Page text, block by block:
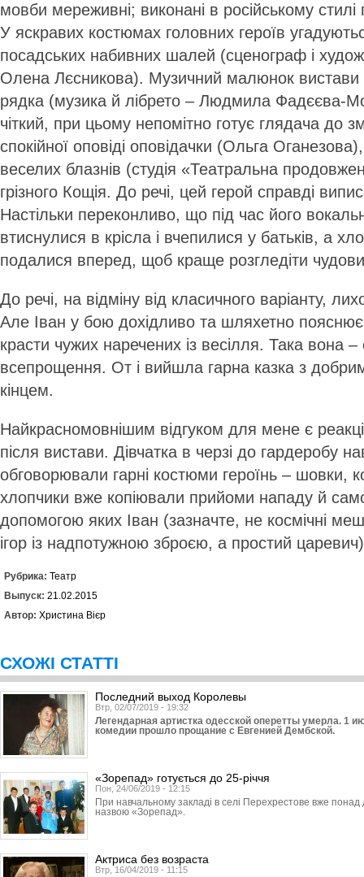
мовби мереживні; виконані в російському стилі
У яскравих костюмах головних героїв
посадських набивних шалей (сценограф і
Олена Лєсникова). Музичний малюнок вистави
рядка (музика й лібрето – Людмила Фадєєва-
чіткий, при цьому непомітно готує глядача до
спокійної оповіді оповідачки (Ольга
веселих блазнів (студія «Театральна
грізного Кощія. До речі, цей герой справді
Настільки переконливо, що під час його
втиснулися в крісла і вчепилися у батьків, а
подалися вперед, щоб краще розгледіти
До речі, на відміну від класичного варіанту,
Але Іван у бою дохідливо та шляхетно
красти чужих наречених із весілля. Така вона
всепрощення. От і вийшла гарна казка з
кінцем.
Найкрасномовнішим відгуком для мене є
після вистави. Дівчатка в черзі до гардеробу
обговорювали гарні костюми героїнь – шовки,
хлопчики вже копіювали прийоми нападу й
допомогою яких Іван (зазначте, не космічні
ігор із надпотужною зброєю, а простий
Рубрика: Театр
Выпуск: 21.02.2015
Автор: Христина Вієр
СХОЖІ СТАТТІ
Последний выход Королевы
Втр, 02/07/2019 - 19:32
Легендарная артистка одесской оперетты умерла. 1
комедии прошло прощание с Евгенией Дембской.
«Зорепад» готується до 25-річчя
Пон, 24/06/2019 - 12:15
При навчальному закладі в селі Перехрестове вже понад
назвою «Зорепад».
Актриса без возраста
Втр, 16/04/2019 - 11:15